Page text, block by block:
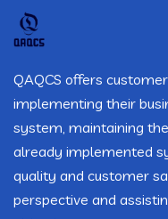
QAQCS offers
implementing their
system, maintaining
already implemented
quality and customer
perspective and